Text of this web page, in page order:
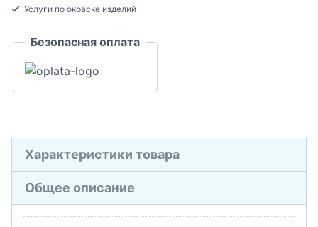
75x75x2000
Услуги по окраске изделий
Безопасная оплата
Характеристики товара
Общее описание